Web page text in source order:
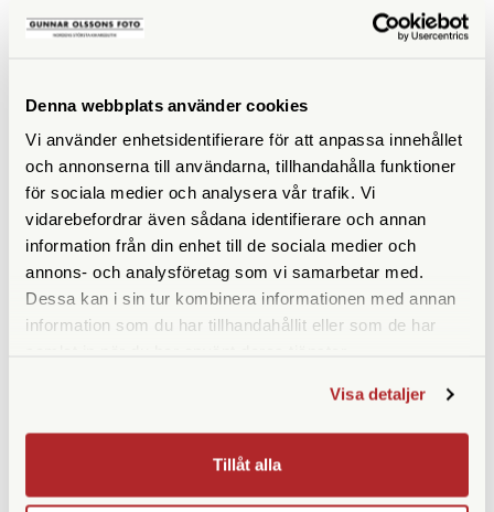
Denna webbplats använder cookies
Vi använder enhetsidentifierare för att anpassa innehållet
och annonserna till användarna, tillhandahålla funktioner
för sociala medier och analysera vår trafik. Vi
vidarebefordrar även sådana identifierare och annan
information från din enhet till de sociala medier och
annons- och analysföretag som vi samarbetar med.
Dessa kan i sin tur kombinera informationen med annan
information som du har tillhandahållit eller som de har
Visa detaljer
Tillåt alla
ANDRA KÖPTE ÄVEN
Adapter MR44 (H-C)
Finns i lager
490 SEK